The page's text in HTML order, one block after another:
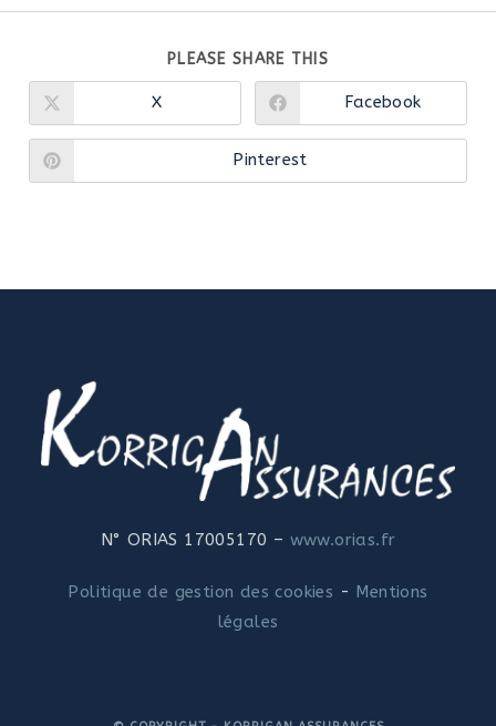
PLEASE SHARE THIS
X Facebook
Pinterest
N° ORIAS 17005170 – www.orias.fr
Politique de gestion des cookies - Mentions
légales